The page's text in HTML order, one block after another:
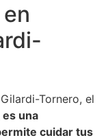
Tornero, el
es una
cuidar tus